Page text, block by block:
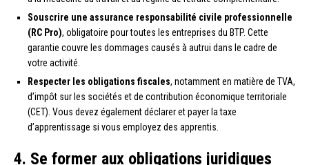
Souscrire une assurance responsabilité civile professionnelle
(RC Pro), obligatoire pour toutes les entreprises du BTP. Cette
garantie couvre les dommages causés à autrui dans le cadre de
votre activité.
Respecter les obligations fiscales, notamment en matière de TVA,
d’impôt sur les sociétés et de contribution économique territoriale
(CET). Vous devez également déclarer et payer la taxe
d’apprentissage si vous employez des apprentis.
4. Se former aux obligations juridiques